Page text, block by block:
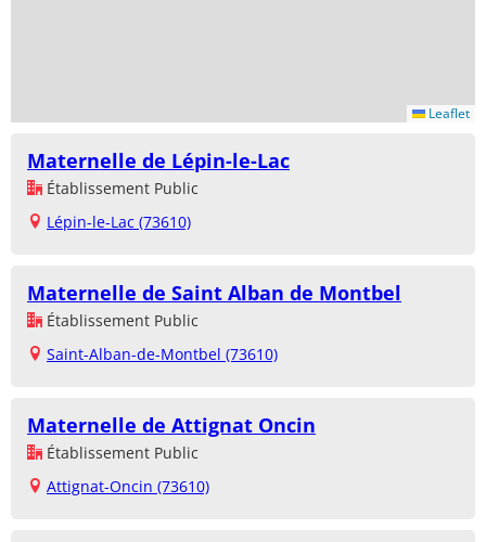
Leaflet
Maternelle de Lépin-le-Lac
Établissement Public
Lépin-le-Lac (73610)
Maternelle de Saint Alban de Montbel
Établissement Public
Saint-Alban-de-Montbel (73610)
Maternelle de Attignat Oncin
Établissement Public
Attignat-Oncin (73610)